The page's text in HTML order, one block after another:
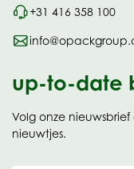
+31 416 358 100
up-to-date
Volg onze
nieuwtjes.